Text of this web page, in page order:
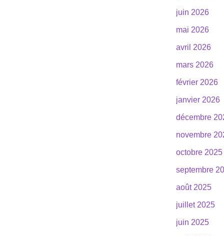
juin 2026
mai 2026
avril 2026
mars 2026
février 2026
janvier 2026
décembre
novembre
octobre 2025
septembre
août 2025
juillet 2025
juin 2025